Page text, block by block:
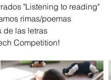
"Listening to reading"
rimas/poemas
de las letras
Competition!